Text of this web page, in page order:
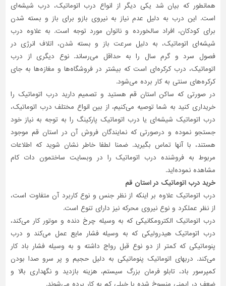
همانطور که بیان شد یکی دیگر از انواع درب اتوماتیک، درب شیشه‌ای
است. این درب به دلیل عدم نیاز به نیروی بازو برای باز و بسته شدن
برای کودکان، افراد سالخورده و ناتوان مورد توجه است. به علاوه درب
شیشه‌ای اتوماتیک، به دلیل سرعت باز و بسته شدن، اتلاف انرژی در
فصول سرد و گرم سال را به حداقل می‌رساند. نوع دیگری از درب
اتوماتیک، درب کرکره‌‌ای است که بیشتر در فروشگاه‌ها و مغازه‌ها به جای
کرکره‌های سنتی به کار برده می‌شود.
در صورتی که ساکن استان قم هستید و تصمیم دارید درب اتوماتیک را
خریداری کنید به شما توصیه می‌کنیم، از بین انواع مختلف درب اتوماتیک،
درب اتوماتیک شیشه‌ای یا درب اتوماتیک پارکینگ را به توجه به نیاز خود
جستجو نموده و درصورتی‌ که نمایندگان فروش آن در استان قم موجود
هستند، با آنها تماس بگیرید. ضمنا لطفا خاطر نشان شوید که اطلاعات
مربوط به فروشنده درب اتوماتیک را در وبسایت ساختمون دات کام
مشاهده نموده‌اید.
خرید درب اتوماتیک در استان قم
درب اتوماتیک علاوه بر اینکه از نظر جنس و نوع کاربرد آن متفاوت است،
از نظر عملکرد و نوع نیروی محرکه نیز دارای تنوع است.
درب اتوماتیک الکترومکانیکی که به وسیله چرخ دنده و موتور کار می‌کند،
درب اتوماتیک هیدرولیکی که به وسیله فشار مایع عمل می‌کند و درب
پنوماتیکی که کمتر از دو نوع قبل رواج داشته و به وسیله فشار باد کار
می‌کند. دربهای اتوماتیک پنوماتیکی به دلیل حجیم و پر سرو صدا بودن
کمپرسور باد، تابلو فرمان بزرگ سیستم، هزینه بازدید و نگهداری بالا و